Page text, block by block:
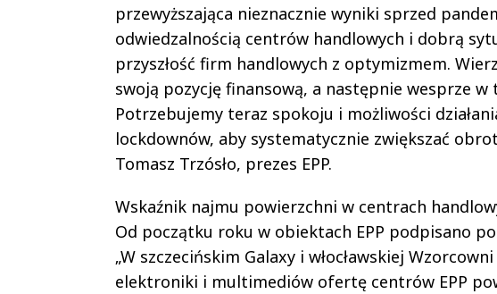
przewyższająca nieznacznie wyniki sprzed
odwiedzalnością centrów handlowych i dobrą
przyszłość firm handlowych z optymizmem.
swoją pozycję finansową, a następnie wesprze
Potrzebujemy teraz spokoju i możliwości
lockdownów, aby systematycznie zwiększać
Tomasz Trzósło, prezes EPP.
Wskaźnik najmu powierzchni w centrach
Od początku roku w obiektach EPP podpisano
„W szczecińskim Galaxy i włocławskiej
elektroniki i multimediów ofertę centrów EPP